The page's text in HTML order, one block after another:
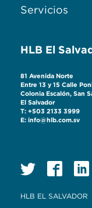
Servicios
HLB El
81 Avenida Norte
Entre 13 y 15 Calle
Colonia Escalón, San
El Salvador
T: +503 2133 3999
E: info@hlb.com.sv
HLB EL SALVADOR